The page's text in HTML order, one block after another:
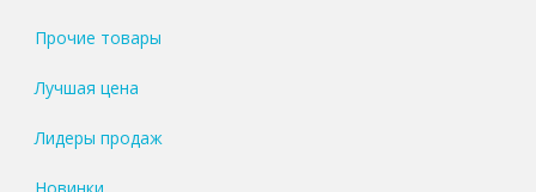
Прочие товары
Лучшая цена
Лидеры продаж